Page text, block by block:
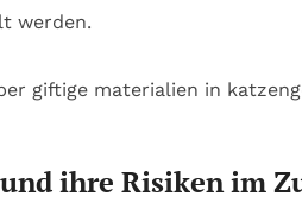
werden.
ihre Risiken im